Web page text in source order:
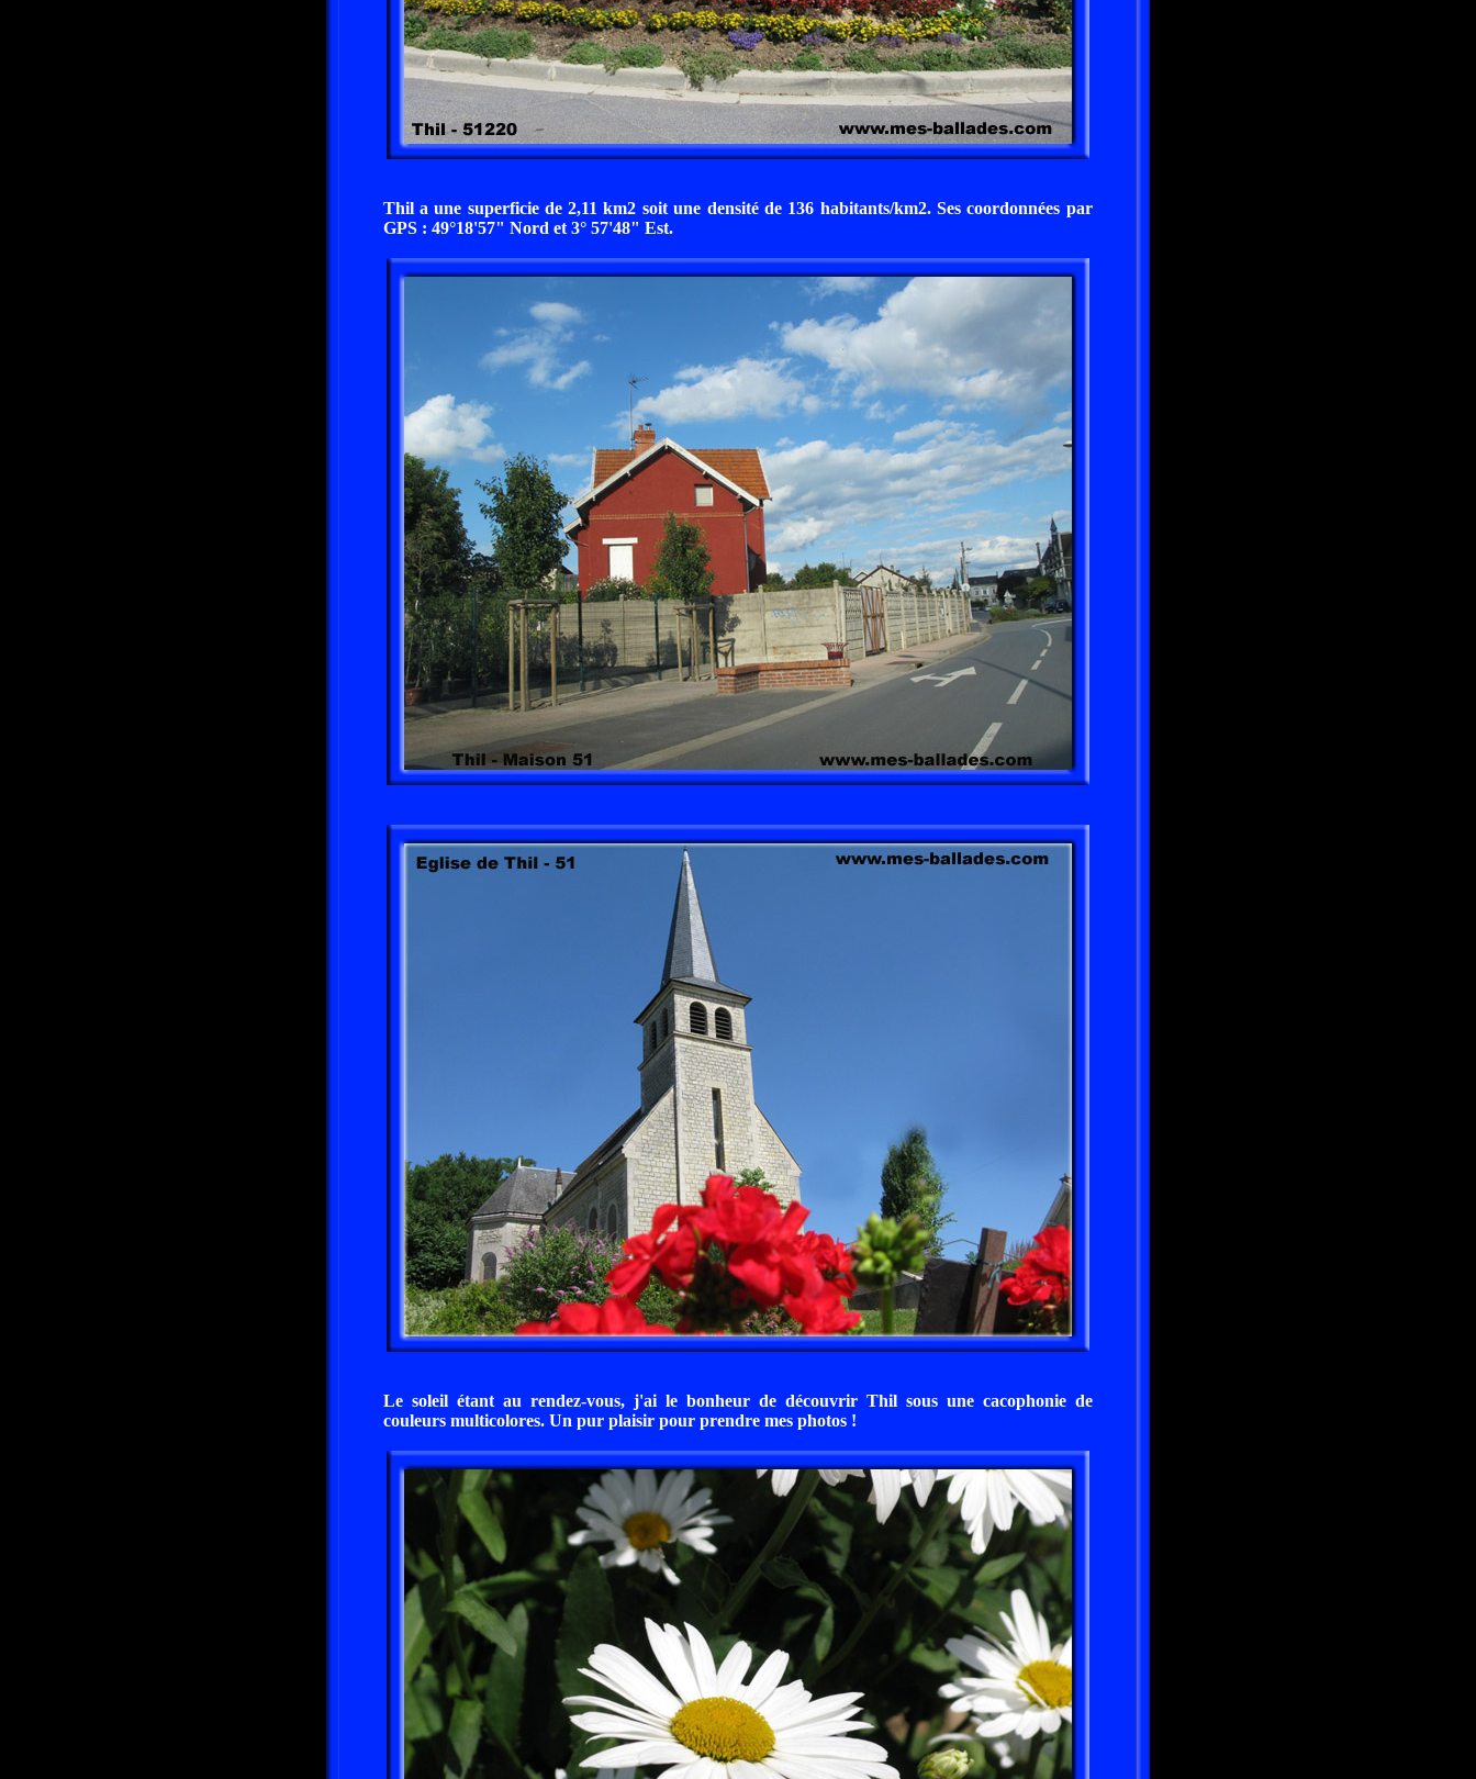
Thil a une superficie de 2,11 km2 soit une densité de 136 habitants/km2. Ses coordonnées par
GPS : 49°18'57" Nord et 3° 57'48" Est.
Le soleil étant au rendez-vous, j'ai le bonheur de découvrir Thil sous une cacophonie de
couleurs multicolores. Un pur plaisir pour prendre mes photos !